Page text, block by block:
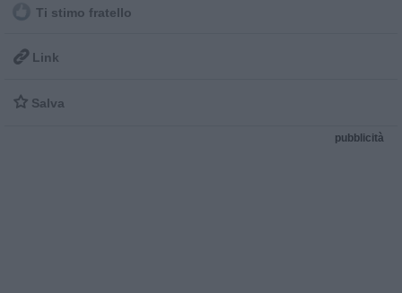
Ti stimo fratello
 Link
 Salva
pubblicità